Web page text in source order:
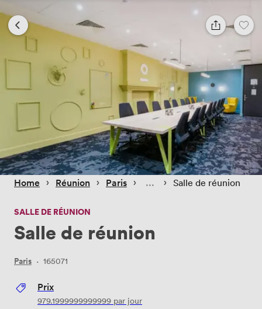
Home › Réunion › Paris › › Salle de réunion
SALLE DE RÉUNION
Salle de réunion
Paris · 165071
Prix
979.1999999999999 par jour